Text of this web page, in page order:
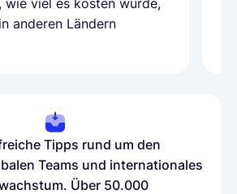
anderen Ländern
Tipps rund um den
Teams und internationales
Über 50.000